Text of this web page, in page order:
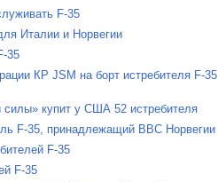
F-35
Италии и Норвегии
35
КР JSM на борт истребителя F-35
силы» купит у США 52 истребителя
F-35, принадлежащий ВВС Норвегии
F-35
F-35